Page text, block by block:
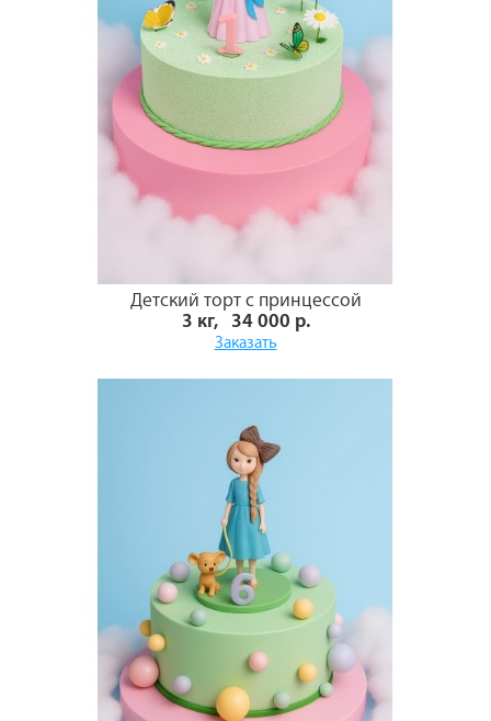
Детский торт с принцессой
3 кг, 34 000 р.
Заказать